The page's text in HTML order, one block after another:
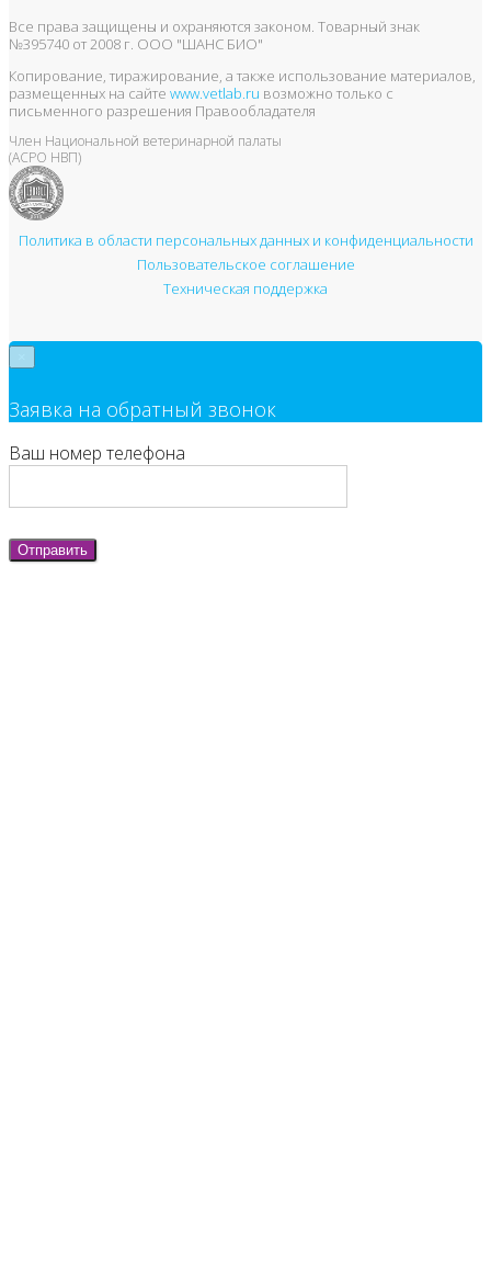
Все права защищены и охраняются законом. Товарный знак
№395740 от 2008 г. ООО "ШАНС БИО"
Копирование, тиражирование, а также использование материалов,
размещенных на сайте www.vetlab.ru возможно только с
письменного разрешения Правообладателя
Член Национальной ветеринарной палаты
(АСРО НВП)
Политика в области персональных данных и конфиденциальности
Пользовательское соглашение
Техническая поддержка
Заявка на обратный звонок
Ваш номер телефона
Отправить